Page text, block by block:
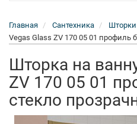
Главная Сантехника
Vegas Glass ZV 170 05 01 профиль
Шторка на
ZV 170 05 01
стекло